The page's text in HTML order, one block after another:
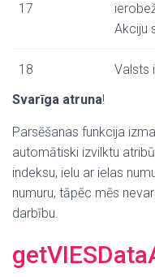
17
Akciju
18 Valsts
Svarīga atruna!
Parsēšanas funkcija
automātiski izvilktu
indeksu, ielu ar ielas
numuru, tāpēc mēs
darbību.